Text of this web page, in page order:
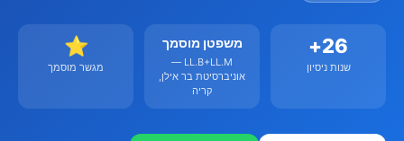
26+
שנות ניסיון
משפטן מוסמך
LL.B+LL.M —
אוניברסיטת בר אילן,
קריה
⭐
מגשר מוסמך